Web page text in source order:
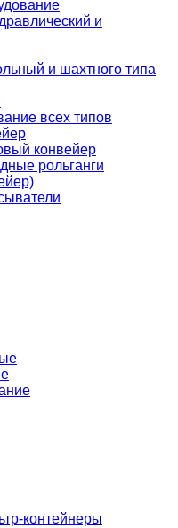
и
и шахтного типа
всех типов
конвейер
рольганги
контейнеры